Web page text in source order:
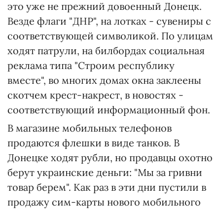
это уже не прежний довоенный Донецк.
Везде флаги "ДНР", на лотках - сувениры с
соответствующей символикой. По улицам
ходят патрули, на билбордах социальная
реклама типа "Строим республику
вместе", во многих домах окна заклеены
скотчем крест-накрест, в новостях -
соответствующий информационный фон.
В магазине мобильных телефонов
продаются флешки в виде танков. В
Донецке ходят рубли, но продавцы охотно
берут украинские деньги: "Мы за гривни
товар берем". Как раз в эти дни пустили в
продажу сим-карты нового мобильного